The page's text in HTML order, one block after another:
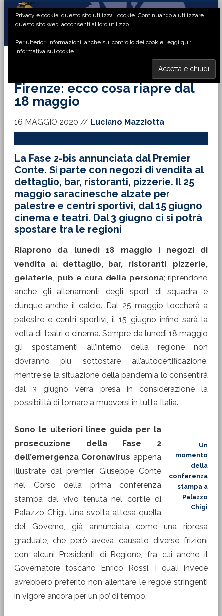
Passa
primaria
Passa
principale
Passa
laterale
Passa
di
Firenze: ecco cosa riapre dal
18 maggio
16 MAGGIO 2020 // Luciano Mazziotta
La Fase 2-bis annunciata dal Premier
Conte. Si parte con negozi di vendita al
dettaglio, bar, ristoranti, pizzerie. Il 25
maggio saracinesche alzate per
palestre e centri sportivi, dal 15 giugno
cinema e teatri. Dal 3 giugno ci si potrà
spostare tra le regioni
Riaprono da lunedì 18 maggio i negozi di
vendita al dettaglio, bar, ristoranti, pizzerie,
gelaterie, pub e cura della persona; riprendono
anche gli allenamenti degli sport di squadra e
dunque anche il calcio. Dal 25 maggio toccherà a
palestre e centri sportivi, il 15 giugno infine sarà la
volta di teatri e cinema. Sempre da lunedì 18 maggio
gli spostamenti all’interno della regione non
dovranno più sottostare all’autocertificazione,
mentre se la situazione della pandemia lo consentirà
dal 3 giugno verrà presa in considerazione la
possibilità di tornare a muoversi in tutta Italia.
Un
momento
della
conferenza
stampa a
Palazzo
Chigi
Sono le ulteriori linee guida per la
prosecuzione della Fase 2
dell’emergenza Coronavirus appena
illustrate dal premier Giuseppe Conte
nel Corso della prima conferenza
stampa dal vivo tenuta nel cortile di
Palazzo Chigi. Una svolta attesa quella
del Governo, già annunciata come una ripresa
graduale, che però aveva causato diverse frizioni
con alcuni Presidenti di Regione, fra cui anche il
Governatore toscano Enrico Rossi, i quali invece
avrebbero preferito non allentare le regole stringenti
in vigore ancora per un po’ di tempo.
Privacy e cookie: questo sito utilizza i cookie. Continuando a utilizzare
questo sito web, acconsenti al loro utilizzo.
Per ulteriori informazioni, anche sul controllo dei cookie, leggi qui:
Informativa sui cookie